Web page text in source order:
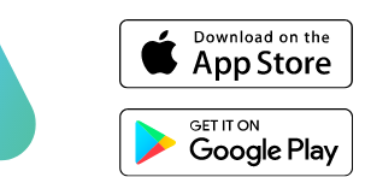
Cơ quan Phát triển Quốc tế Hoa Kỳ
đến làm việc tại văn phòng DLCorp
sáng kiến “Giảm thiểu ô nhiễm không khí
mở...
Đọc thêm